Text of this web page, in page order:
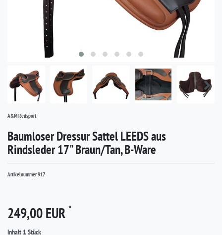
A&M Reitsport
Baumloser Dressur Sattel LEEDS aus
Rindsleder 17" Braun/Tan, B-Ware
Artikelnummer917
249,00 EUR *
Inhalt 1 Stück